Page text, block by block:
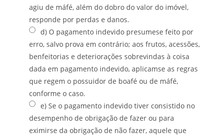
agiu de máfé, além do dobro do valor do imóvel,
responde por perdas e danos.
d) O pagamento indevido presumese feito por
erro, salvo prova em contrário; aos frutos, acessões,
benfeitorias e deteriorações sobrevindas à coisa
dada em pagamento indevido, aplicamse as regras
que regem o possuidor de boafé ou de máfé,
conforme o caso.
e) Se o pagamento indevido tiver consistido no
desempenho de obrigação de fazer ou para
eximirse da obrigação de não fazer, aquele que